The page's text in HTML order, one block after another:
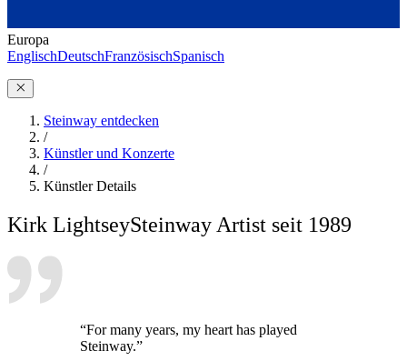
Europa
EnglischDeutschFranzösischSpanisch
Steinway entdecken
/
Künstler und Konzerte
/
Künstler Details
Kirk LightseySteinway Artist seit 1989
“For many years, my heart has played
Steinway.”